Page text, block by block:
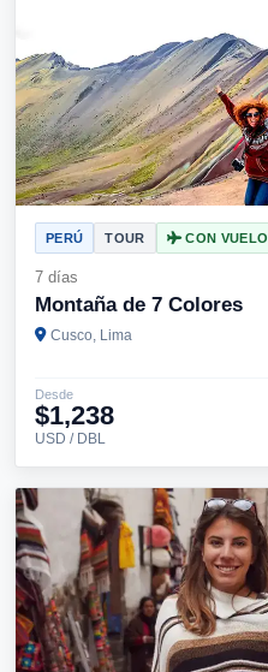
PERÚ TOUR CON VUELO
7 días
Montaña de 7 Colores
Cusco, Lima
Desde
$1,238
USD / DBL